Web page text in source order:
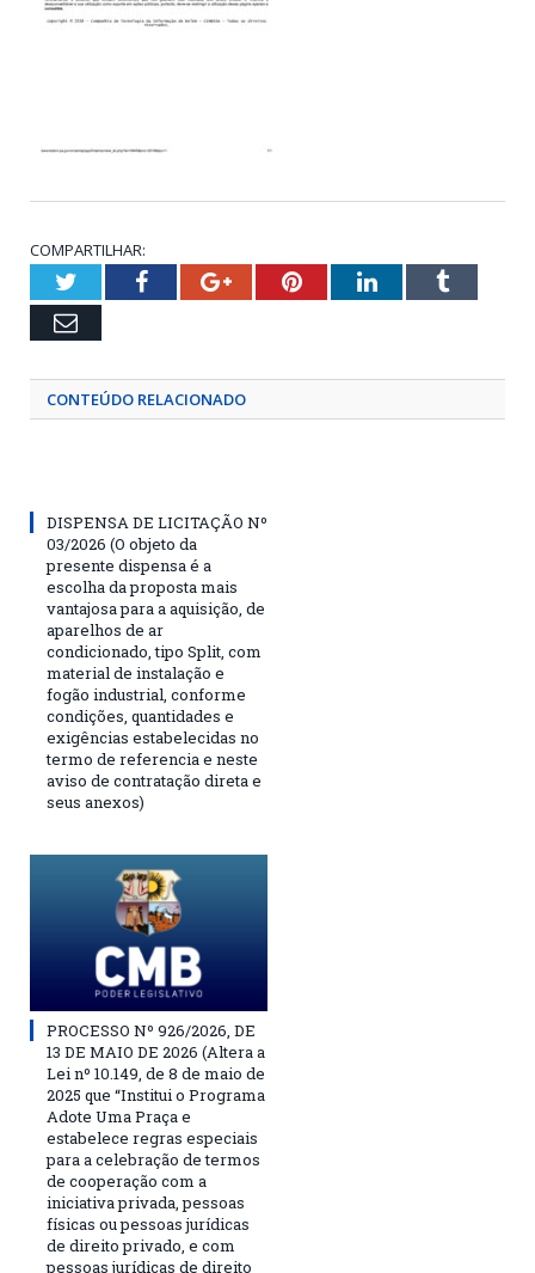
COMPARTILHAR:
TwitterFacebookGoogle+PinterestLinkedInTumblr
Email
CONTEÚDO RELACIONADO
DISPENSA DE LICITAÇÃO Nº
03/2026 (O objeto da
presente dispensa é a
escolha da proposta mais
vantajosa para a aquisição, de
aparelhos de ar
condicionado, tipo Split, com
material de instalação e
fogão industrial, conforme
condições, quantidades e
exigências estabelecidas no
termo de referencia e neste
aviso de contratação direta e
seus anexos)
PROCESSO Nº 926/2026, DE
13 DE MAIO DE 2026 (Altera a
Lei nº 10.149, de 8 de maio de
2025 que “Institui o Programa
Adote Uma Praça e
estabelece regras especiais
para a celebração de termos
de cooperação com a
iniciativa privada, pessoas
físicas ou pessoas jurídicas
de direito privado, e com
pessoas jurídicas de direito